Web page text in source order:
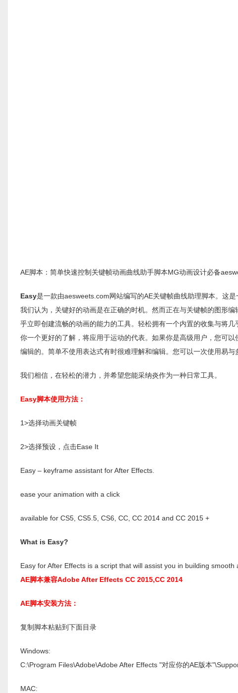
AE脚本：简单快速控制关键帧动画曲线助手脚本MG动画设计必备
Easy是一款由aesweets.com网站编写的AE关键帧曲线助理脚本。这
我们认为，关键好的动画是在正确的时机。然而正在与关键帧的图形
乎立即创建流畅的动画的能力的工具。轻松拥有一个内置的收集与将
你一个更好的了解，将应用于运动的代表。如果你是高级用户，您可
编辑的。简单不使用表达式有时很难理解和编辑。您可以一次使用易与
我们相信，在轻松的潜力，并希望您能采纳炎作为一种日常工具。
Easy脚本使用方法：
1>选择动画关键帧
2>选择预设，点击Ease It
Easy – keyframe assistant for After Effects.
ease your animation with a click
available for CS5, CS5.5, CS6, CC, CC 2014 and CC 2015 +
What is Easy?
Easy for After Effects is a script that will assist you in building smooth
AE脚本兼容Adobe After Effects CC 2015,CC 2014
AE脚本安装方法：
复制脚本粘贴到下面目录
Windows:
C:\Program Files\Adobe\Adobe After Effects "对应你的AE版本
MAC: